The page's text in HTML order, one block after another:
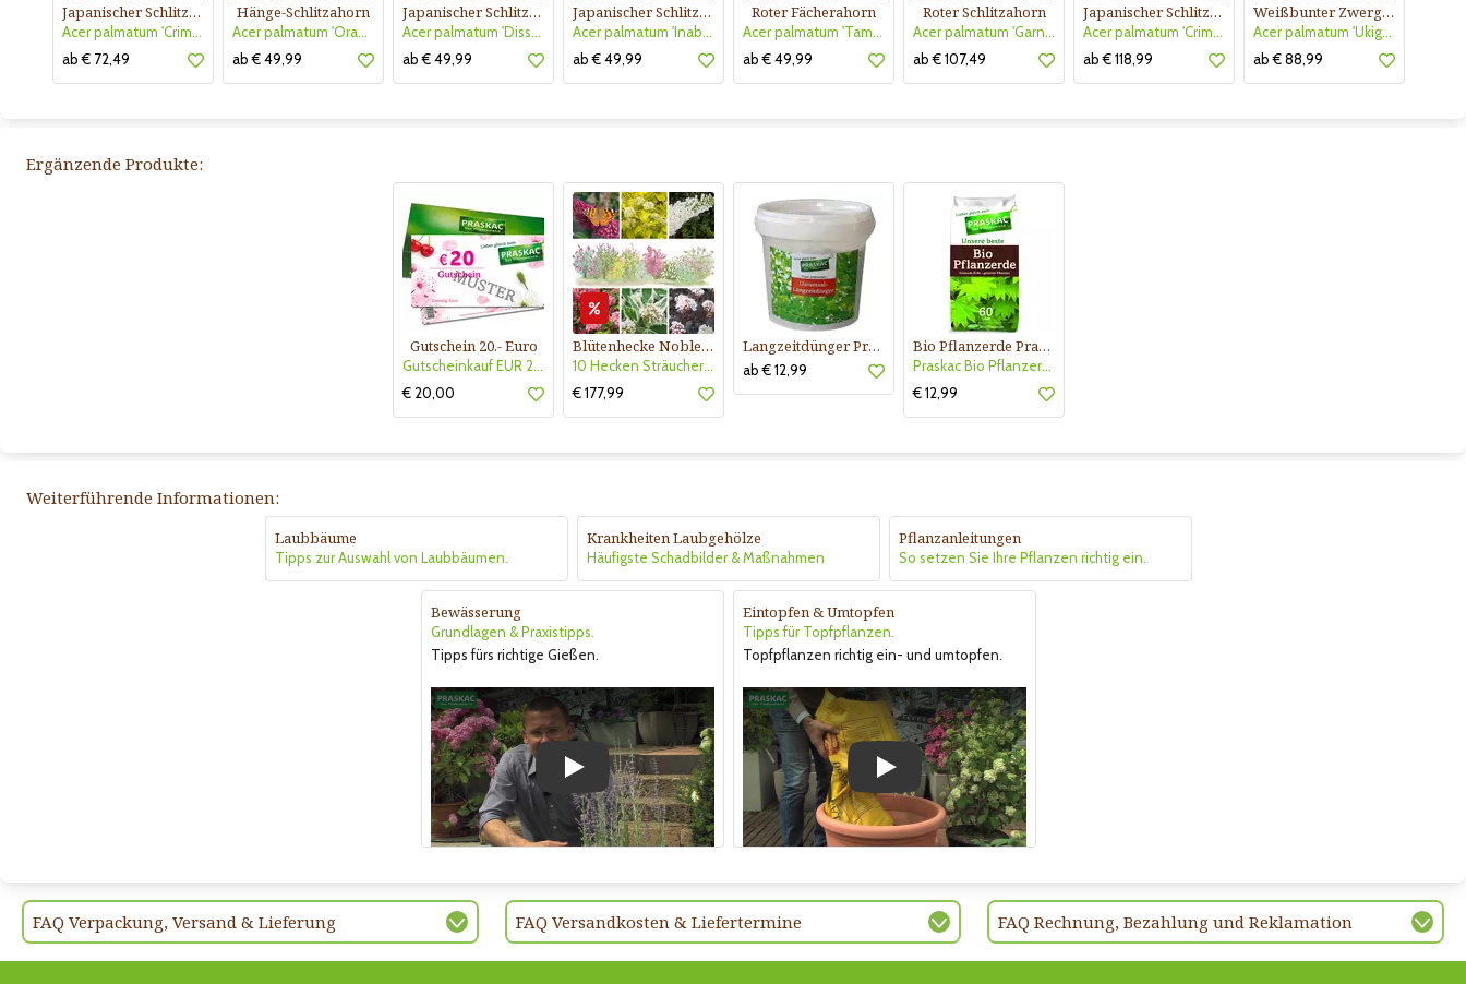
Japanischer Schlitzahorn
Acer palmatum 'Crimson Princess'
ab € 72,49
Hänge-Schlitzahorn
Acer palmatum 'Orangeola'
ab € 49,99
Japanischer Schlitzahorn
Acer palmatum 'Dissectum'
ab € 49,99
Japanischer Schlitzahorn
Acer palmatum 'Inaba-shidare'
ab € 49,99
Roter Fächerahorn
Acer palmatum 'Tamukeyama'
ab € 49,99
Roter Schlitzahorn
Acer palmatum 'Garnet'
ab € 107,49
Japanischer Schlitzahorn
Acer palmatum 'Crimson Queen'
ab € 118,99
Weißbunter Zwergfächerahorn
Acer palmatum 'Ukigumo'
ab € 88,99
Ergänzende Produkte:
Gutschein 20.- Euro
Gutscheinkauf EUR 20.-
€ 20,00
Blütenhecke Nobless-Kollektion Nr. 402
10 Hecken Sträucher - für 10 lfm Blütenhecke - Blühend März - Oktober
€ 177,99
Langzeitdünger Praskac
ab € 12,99
Bio Pflanzerde Praskac
Praskac Bio Pflanzerde
€ 12,99
Weiterführende Informationen:
Laubbäume
Tipps zur Auswahl von Laubbäumen.
Krankheiten Laubgehölze
Häufigste Schadbilder & Maßnahmen
Pflanzanleitungen
So setzen Sie Ihre Pflanzen richtig ein.
Bewässerung
Grundlagen & Praxistipps.
Tipps fürs richtige Gießen.
Play
Eintopfen & Umtopfen
Tipps für Topfpflanzen.
Topfpflanzen richtig ein- und umtopfen.
Play
FAQ Verpackung, Versand & Lieferung FAQ Versandkosten & Liefertermine FAQ Rechnung, Bezahlung und Reklamation